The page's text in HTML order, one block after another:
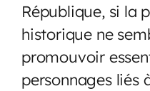
République, si la
historique ne
promouvoir
personnages liés